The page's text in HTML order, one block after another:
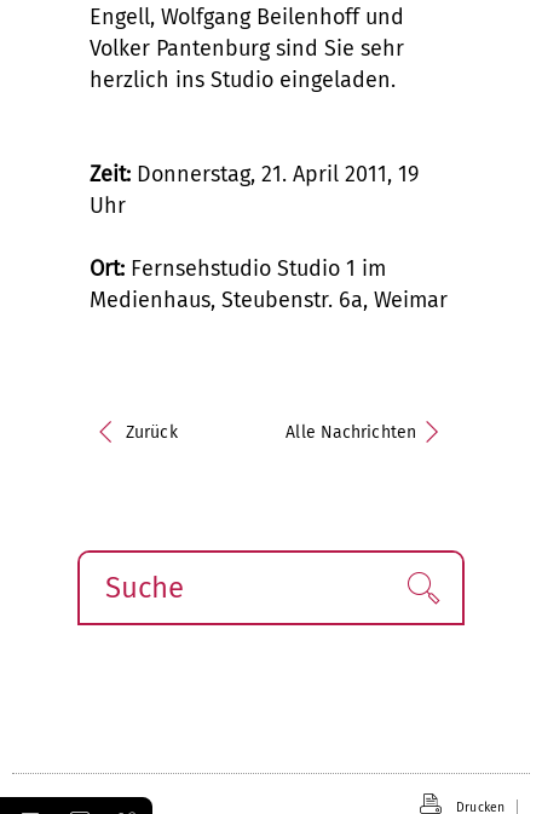
Engell, Wolfgang Beilenhoff und
Volker Pantenburg sind Sie sehr
herzlich ins Studio eingeladen.
Zeit: Donnerstag, 21. April 2011, 19
Uhr
Ort: Fernsehstudio Studio 1 im
Medienhaus, Steubenstr. 6a, Weimar
Zurück Alle Nachrichten
Suche Finden!
Drucken